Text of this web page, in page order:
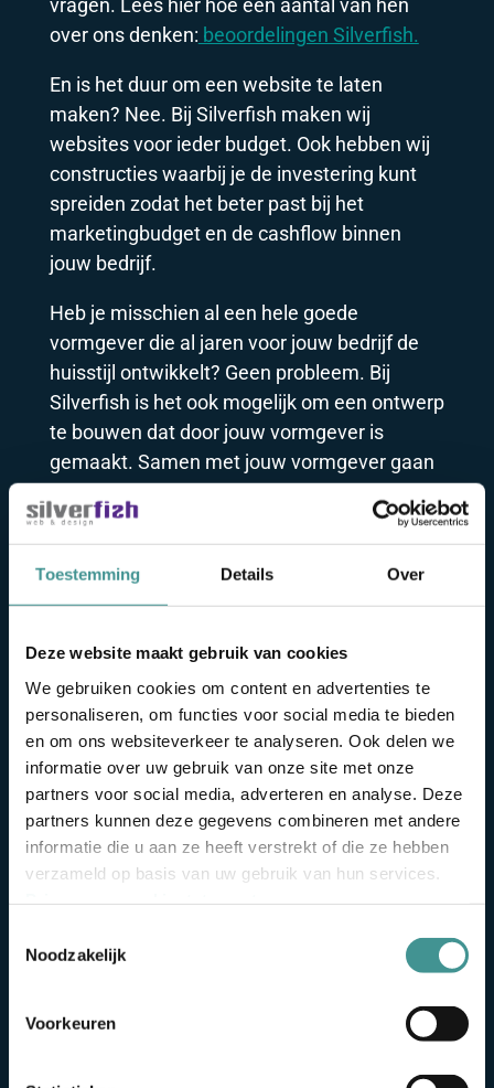
Toestemming Details Over
Deze website maakt gebruik van cookies
We gebruiken cookies om content en advertenties te
personaliseren, om functies voor social media te bieden
en om ons websiteverkeer te analyseren. Ook delen we
informatie over uw gebruik van onze site met onze
partners voor social media, adverteren en analyse. Deze
partners kunnen deze gegevens combineren met andere
informatie die u aan ze heeft verstrekt of die ze hebben
verzameld op basis van uw gebruik van hun services.
Noodzakelijk
Voorkeuren
over ons denken: beoordelingen Silverfish.
En is het duur om een website te laten
maken? Nee. Bij Silverfish maken wij
websites voor ieder budget. Ook hebben wij
constructies waarbij je de investering kunt
spreiden zodat het beter past bij het
marketingbudget en de cashflow binnen
jouw bedrijf.
Heb je misschien al een hele goede
vormgever die al jaren voor jouw bedrijf de
huisstijl ontwikkelt? Geen probleem. Bij
Silverfish is het ook mogelijk om een ontwerp
te bouwen dat door jouw vormgever is
gemaakt. Samen met jouw vormgever gaan
we dan aan de slag voor het beste
eindresultaat.
Heb je behoefte aan een advies? Of het
bedenken van een naam? Zijn er bepaalde
over wil sparren? Ook daarvoor staan we
graag voor je klaar. Je kunt ons bellen op
0031 (0)76 5145026 of maak een afspraak
viainfo@silverfish.nl
Niet alleen een website nodig maar ook
goede teksten, foto’s, bedrijfsfilms, social
media of hosting? In ons netwerk, dat wij
sinds 2005 met veel zorg hebben
aanvullende diensten in samenwerking met